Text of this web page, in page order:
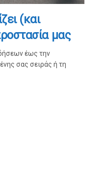
(και
μας
έως την
σας σειράς ή τη